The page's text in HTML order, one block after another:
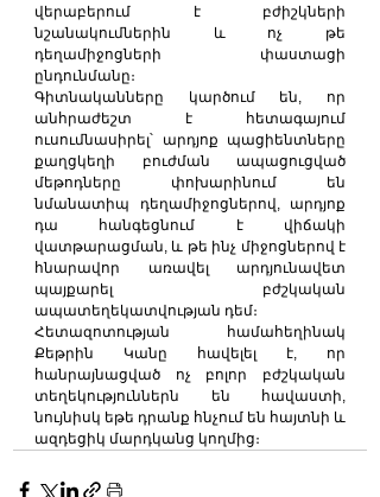
վերաբերում է բժիշկների
նշանակումներին և ոչ թե
դեղամիջոցների փաստացի
ընդունմանը։
Գիտնականները կարծում են, որ
անհրաժեշտ է հետագայում
ուսումնասիրել՝ արդյոք պացիենտները
քաղցկեղի բուժման ապացուցված
մեթոդները փոխարինում են
նմանատիպ դեղամիջոցներով, արդյոք
դա հանգեցնում է վիճակի
վատթարացման, և թե ինչ միջոցներով է
հնարավոր առավել արդյունավետ
պայքարել բժշկական
ապատեղեկատվության դեմ։
Հետազոտության համահեղինակ
Քեթրին Կանը հավելել է, որ
հանրայնացված ոչ բոլոր բժշկական
տեղեկություններն են հավաստի,
նույնիսկ եթե դրանք հնչում են հայտնի և
ազդեցիկ մարդկանց կողմից։